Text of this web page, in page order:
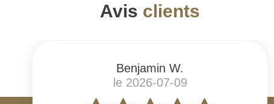
Avis clients
Benjamin W.
le 2026-07-09